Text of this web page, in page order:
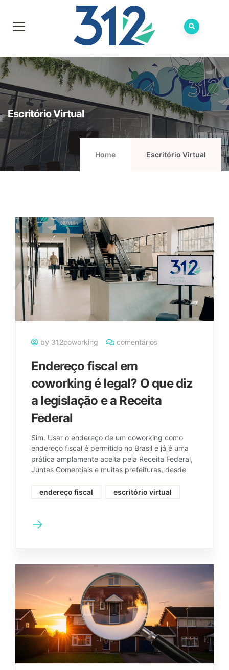
Escritório Virtual
Home Escritório Virtual
by 312coworking comentários
Endereço fiscal em
coworking é legal? O que diz
a legislação e a Receita
Federal
Sim. Usar o endereço de um coworking como
endereço fiscal é permitido no Brasil e já é uma
prática amplamente aceita pela Receita Federal,
Juntas Comerciais e muitas prefeituras, desde
endereço fiscal escritório virtual